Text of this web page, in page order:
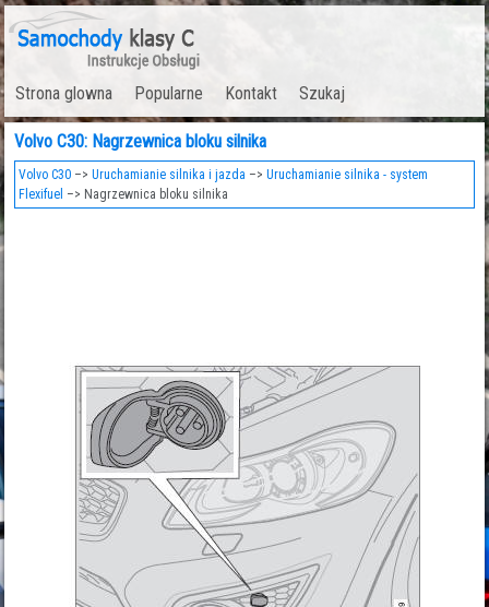
Strona glowna Popularne Kontakt Szukaj
Volvo C30: Nagrzewnica bloku silnika
Volvo C30 –>Uruchamianie silnika i jazda –>Uruchamianie silnika - system
Flexifuel –> Nagrzewnica bloku silnika